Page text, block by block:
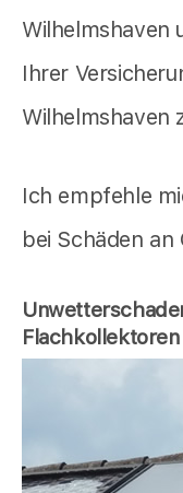
Wilhelmshaven
Ihrer
Wilhelmshaven
Ich empfehle
bei Schäden an
Flachkollektoren